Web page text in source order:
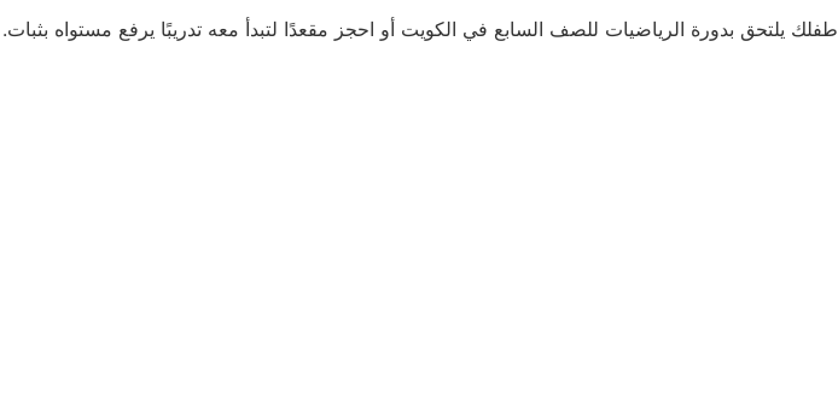
يلتحق بدورة الرياضيات للصف السابع في الكويت أو احجز مقعدًا لتبدأ معه تدريبًا يرفع مستواه بثبات.